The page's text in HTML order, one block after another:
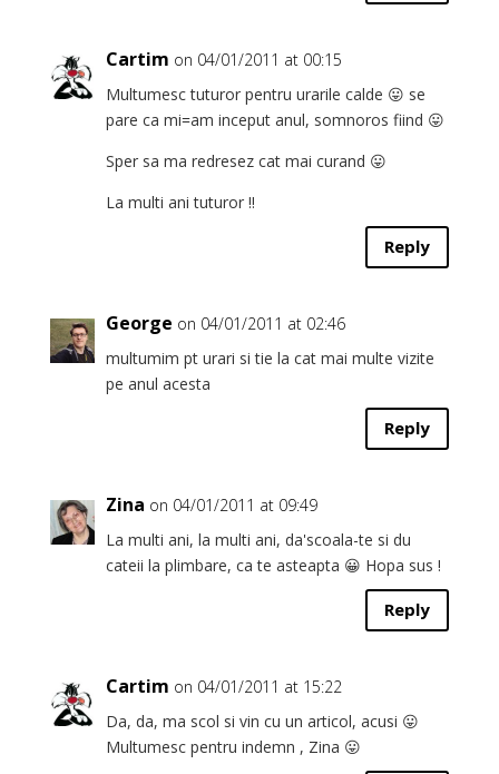
Cartim on 04/01/2011 at 00:15
Multumesc tuturor pentru urarile calde 😛 se
pare ca mi=am inceput anul, somnoros fiind 😛
Sper sa ma redresez cat mai curand 😛
La multi ani tuturor !!
Reply
George on 04/01/2011 at 02:46
multumim pt urari si tie la cat mai multe vizite
pe anul acesta
Reply
Zina on 04/01/2011 at 09:49
La multi ani, la multi ani, da'scoala-te si du
cateii la plimbare, ca te asteapta 😀 Hopa sus !
Reply
Cartim on 04/01/2011 at 15:22
Da, da, ma scol si vin cu un articol, acusi 😛
Multumesc pentru indemn , Zina 😛